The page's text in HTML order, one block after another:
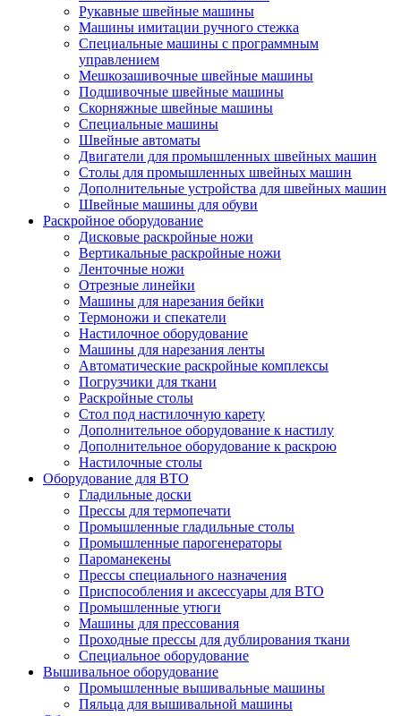
Рукавные швейные машины
Машины имитации ручного стежка
Специальные машины с программным
управлением
Мешкозашивочные швейные машины
Подшивочные швейные машины
Скорняжные швейные машины
Специальные машины
Швейные автоматы
Двигатели для промышленных швейных машин
Столы для промышленных швейных машин
Дополнительные устройства для швейных машин
Швейные машины для обуви
Раскройное оборудование
Дисковые раскройные ножи
Вертикальные раскройные ножи
Ленточные ножи
Отрезные линейки
Машины для нарезания бейки
Термоножи и спекатели
Настилочное оборудование
Машины для нарезания ленты
Автоматические раскройные комплексы
Погрузчики для ткани
Раскройные столы
Стол под настилочную карету
Дополнительное оборудование к настилу
Дополнительное оборудование к раскрою
Настилочные столы
Оборудование для ВТО
Гладильные доски
Прессы для термопечати
Промышленные гладильные столы
Промышленные парогенераторы
Пароманекены
Прессы специального назначения
Приспособления и аксессуары для ВТО
Промышленные утюги
Машины для прессования
Проходные прессы для дублирования ткани
Специальное оборудование
Вышивальное оборудование
Промышленные вышивальные машины
Пяльца для вышивальной машины